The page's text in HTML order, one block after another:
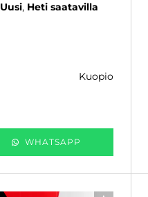
Uusi Heti saatavilla
kuopio
WHATSAPP